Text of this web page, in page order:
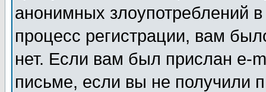
анонимных злоупотреблений
процесс регистрации, вам
нет. Если вам был прислан e-
письме, если вы не получили